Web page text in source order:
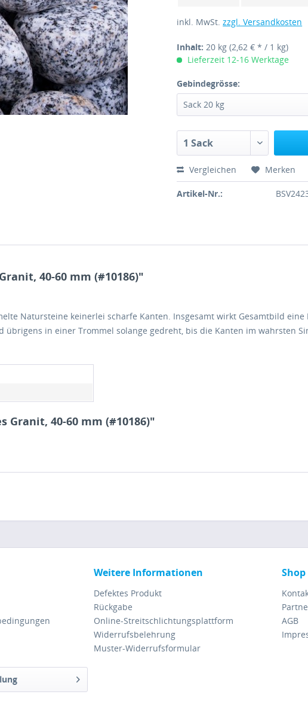
inkl. MwSt.zzgl. Versandkosten
Inhalt: 20 kg(2,62 € * / 1 kg)
Lieferzeit 12-16 Werktage
Gebindegrösse:
Vergleichen Merken
Artikel-Nr.:
40-60 mm (#10186)"
Natursteine keinerlei scharfe Kanten. Insgesamt wirkt Gesamtbild eine
in einer Trommel solange gedreht, bis die Kanten im wahrsten
Granit, 40-60 mm (#10186)"
Weitere Informationen
Defektes Produkt
Rückgabe
Online-Streitschlichtungsplattform
Widerrufsbelehrung
Muster-Widerrufsformular
Shop
AGB